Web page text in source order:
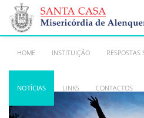
HOME INSTITUIÇÃO RESPOSTAS
NOTÍCIAS LINKS CONTACTOS